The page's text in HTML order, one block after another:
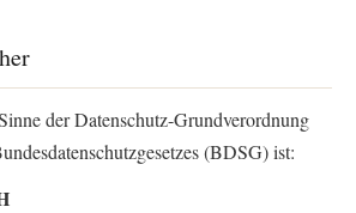
der Datenschutz-Grundverordnung
(BDSG) ist: